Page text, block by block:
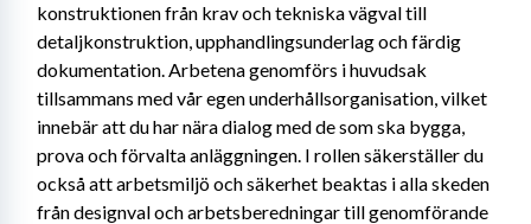
konstruktionen från krav och tekniska vägval till
detaljkonstruktion, upphandlingsunderlag och färdig
dokumentation. Arbetena genomförs i huvudsak
tillsammans med vår egen underhållsorganisation, vilket
innebär att du har nära dialog med de som ska bygga,
prova och förvalta anläggningen. I rollen säkerställer du
också att arbetsmiljö och säkerhet beaktas i alla skeden
från designval och arbetsberedningar till genomförande